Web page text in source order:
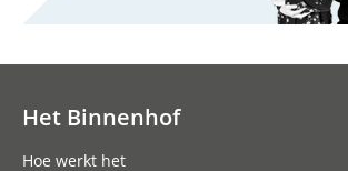
Het Binnenhof
Hoe werkt het